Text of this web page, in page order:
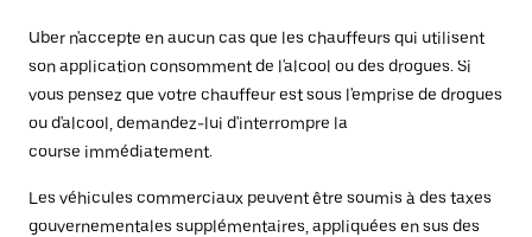
Uber n'accepte en aucun cas que les chauffeurs qui utilisent
son application consomment de l'alcool ou des drogues. Si
vous pensez que votre chauffeur est sous l'emprise de drogues
ou d'alcool, demandez-lui d'interrompre la
course immédiatement.
Les véhicules commerciaux peuvent être soumis à des taxes
gouvernementales supplémentaires, appliquées en sus des